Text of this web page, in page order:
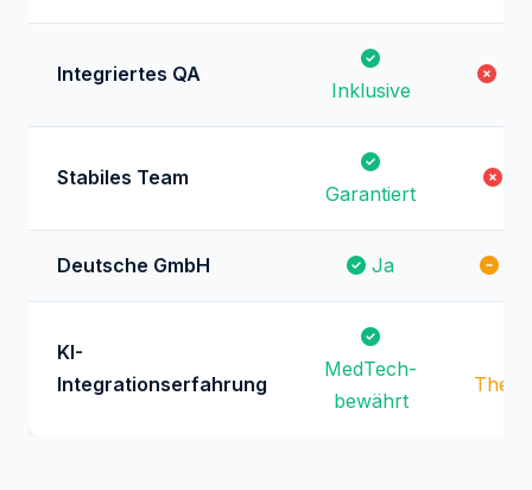
Integriertes QA
Inklusive
Stabiles Team
Garantiert
Deutsche GmbH Ja
KI-
Integrationserfahrung
MedTech-
bewährt